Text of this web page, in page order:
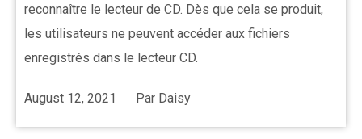
reconnaître le lecteur de CD. Dès que cela se produit,
les utilisateurs ne peuvent accéder aux fichiers
enregistrés dans le lecteur CD.
August 12, 2021 Par Daisy